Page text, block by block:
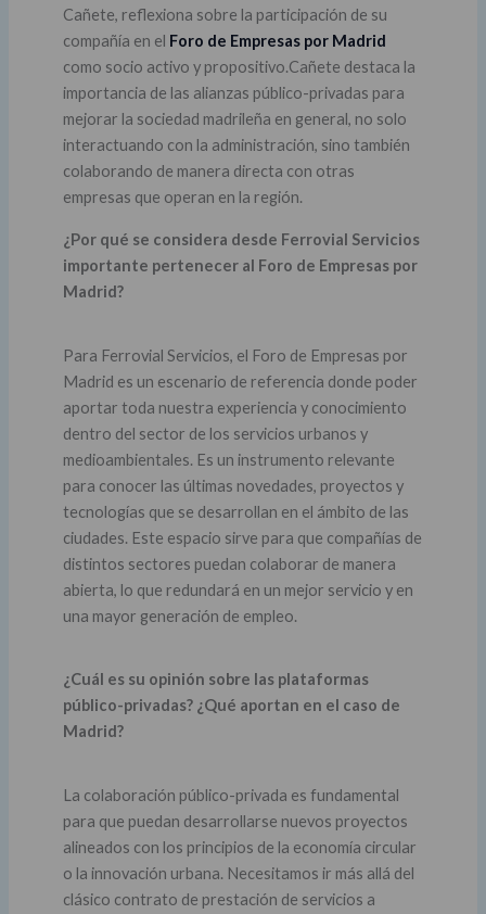
Cañete, reflexiona sobre la participación de su
compañía en el Foro de Empresas por Madrid
como socio activo y propositivo.Cañete destaca la
importancia de las alianzas público-privadas para
mejorar la sociedad madrileña en general, no solo
interactuando con la administración, sino también
colaborando de manera directa con otras
empresas que operan en la región.
¿Por qué se considera desde Ferrovial Servicios
importante pertenecer al Foro de Empresas por
Madrid?
Para Ferrovial Servicios, el Foro de Empresas por
Madrid es un escenario de referencia donde poder
aportar toda nuestra experiencia y conocimiento
dentro del sector de los servicios urbanos y
medioambientales. Es un instrumento relevante
para conocer las últimas novedades, proyectos y
tecnologías que se desarrollan en el ámbito de las
ciudades. Este espacio sirve para que compañías de
distintos sectores puedan colaborar de manera
abierta, lo que redundará en un mejor servicio y en
una mayor generación de empleo.
¿Cuál es su opinión sobre las plataformas
público-privadas? ¿Qué aportan en el caso de
Madrid?
La colaboración público-privada es fundamental
para que puedan desarrollarse nuevos proyectos
alineados con los principios de la economía circular
o la innovación urbana. Necesitamos ir más allá del
clásico contrato de prestación de servicios a